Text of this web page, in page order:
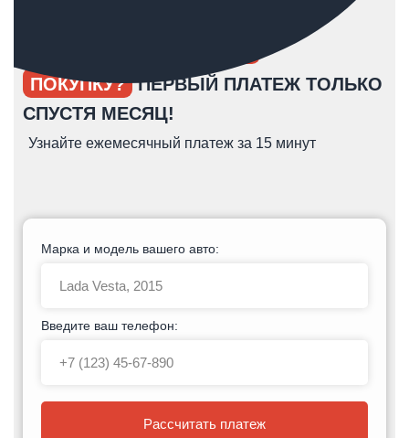
ПОКУПКУ? ПЕРВЫЙ ПЛАТЕЖ ТОЛЬКО
СПУСТЯ МЕСЯЦ!
Узнайте ежемесячный платеж за 15 минут
Марка и модель вашего авто:
Введите ваш телефон:
Рассчитать платеж